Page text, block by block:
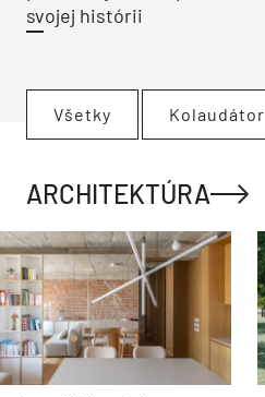
svojej histórii
Všetky Kolaudátor
ARCHITEKTÚRA